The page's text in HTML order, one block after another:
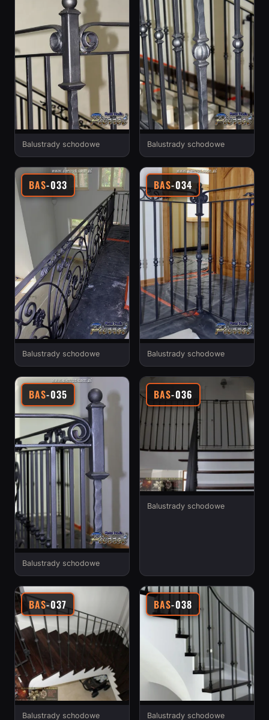
Balustrady schodowe Balustrady schodowe
BAS-033
Balustrady schodowe
BAS-034
Balustrady schodowe
BAS-035
Balustrady schodowe
BAS-036
Balustrady schodowe
BAS-037
Balustrady schodowe
BAS-038
Balustrady schodowe